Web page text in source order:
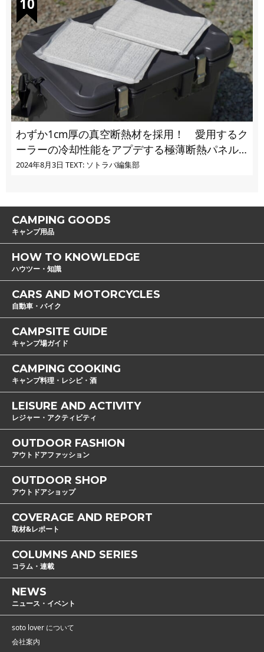
わずか1cm厚の真空断熱材を採用！ 愛用するク
ーラーの冷却性能をアプデする極薄断熱パネル
の実力とは
2024年8月3日 TEXT: ソトラバ編集部
CAMPING GOODS
キャンプ用品
HOW TO KNOWLEDGE
ハウツー・知識
CARS AND MOTORCYCLES
自動車・バイク
CAMPSITE GUIDE
キャンプ場ガイド
CAMPING COOKING
キャンプ料理・レシピ・酒
LEISURE AND ACTIVITY
レジャー・アクティビティ
OUTDOOR FASHION
アウトドアファッション
OUTDOOR SHOP
アウトドアショップ
COVERAGE AND REPORT
取材&レポート
COLUMNS AND SERIES
コラム・連載
NEWS
ニュース・イベント
soto lover について
会社案内